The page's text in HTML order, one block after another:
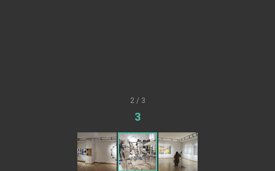
外交部長林佳龍午宴歡迎美國聯邦參議員蓋耶哥
外交部長林佳龍接見美國智庫「德國馬歇爾基金
會」訪問團一行，深化跨大西洋戰略夥伴關係
臺美經貿談判獲階段性成果 卓揆期勉爭取時間完
成「臺美對等貿易協定」簽署
2 / 3
3